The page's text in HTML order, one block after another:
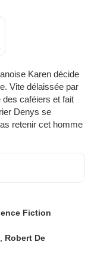
Karen décide
Vite délaissée par
caféiers et fait
Denys se
retenir cet homme
Fiction
Robert De